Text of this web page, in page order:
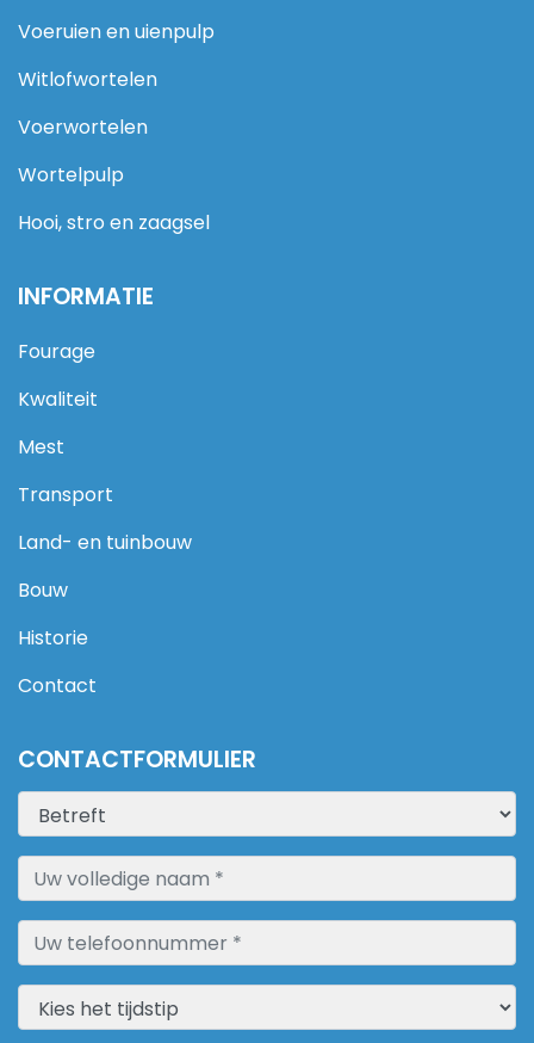
INFORMATIE
Fourage
Kwaliteit
Mest
Transport
Land- en tuinbouw
Bouw
Historie
Contact
Voeruien en uienpulp
Witlofwortelen
Voerwortelen
Wortelpulp
Hooi, stro en zaagsel
CONTACTFORMULIER